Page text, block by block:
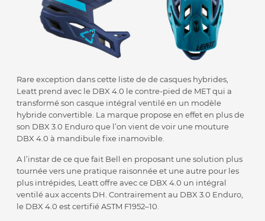
Rare exception dans cette liste de de casques hybrides,
Leatt prend avec le DBX 4.0 le contre-pied de MET qui a
transformé son casque intégral ventilé en un modèle
hybride convertible. La marque propose en effet en plus de
son DBX 3.0 Enduro que l’on vient de voir une mouture
DBX 4.0 à mandibule fixe inamovible.
A l’instar de ce que fait Bell en proposant une solution plus
tournée vers une pratique raisonnée et une autre pour les
plus intrépides, Leatt offre avec ce DBX 4.0 un intégral
ventilé aux accents DH. Contrairement au DBX 3.0 Enduro,
le DBX 4.0 est certifié ASTM F1952–10.